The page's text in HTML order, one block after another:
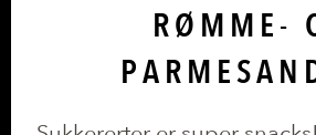
RØMME-